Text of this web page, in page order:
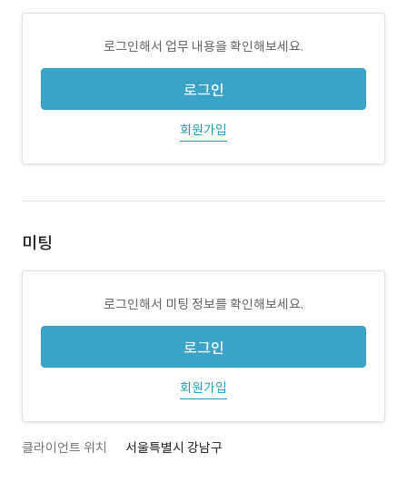
로그인해서 업무 내용을 확인해보세요.
로그인
회원가입
미팅
로그인해서 미팅 정보를 확인해보세요.
로그인
회원가입
클라이언트 위치 서울특별시 강남구